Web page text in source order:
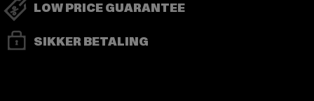
LOW PRICE GUARANTEE
SIKKER BETALING